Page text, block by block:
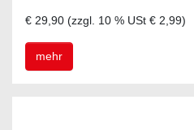
€ 29,90 (zzgl. 10 % USt € 2,99)
mehr